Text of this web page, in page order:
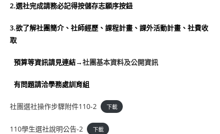
2.選社完成請務必記得按儲存志願序按鈕
3.欲了解社團簡介、社師經歷、課程計畫、課外活動計畫、社費收
取
預算等資訊請見連結→社團基本資料及公開資訊
有問題請洽學務處訓育組
社團選社操作步驟附件110-2 下載
110學生選社說明公告-2 下載